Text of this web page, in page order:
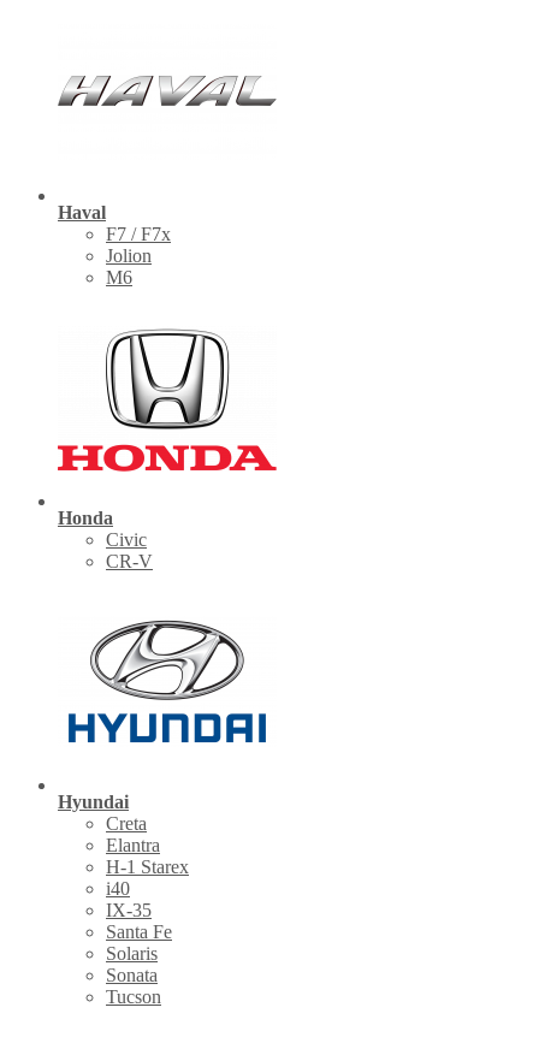
Haval
F7 / F7x
Jolion
M6
Honda
Civic
CR-V
Hyundai
Creta
Elantra
H-1 Starex
i40
IX-35
Santa Fe
Solaris
Sonata
Tucson